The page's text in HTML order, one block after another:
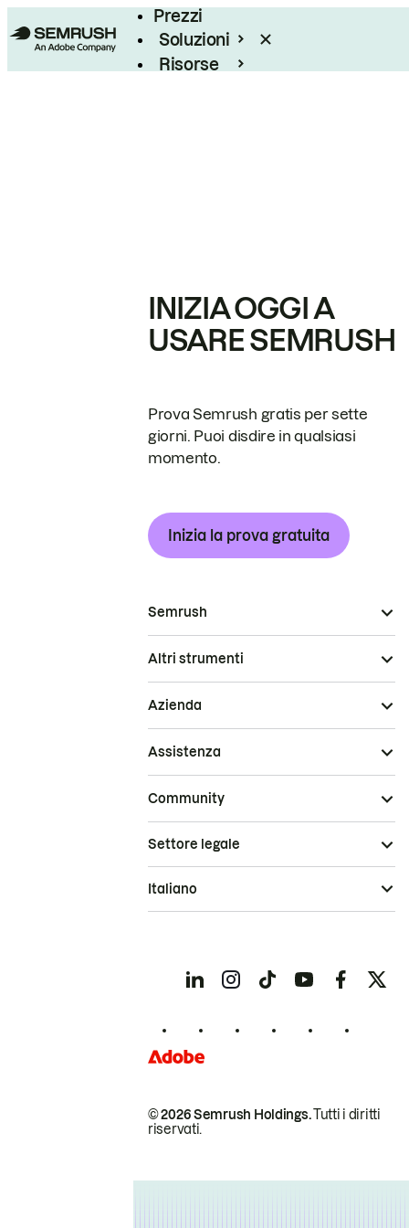
Prezzi
Soluzioni
Risorse
INIZIA OGGI A
USARE SEMRUSH
Prova Semrush gratis per sette
giorni. Puoi disdire in qualsiasi
momento.
Inizia la prova gratuita
Semrush
Altri strumenti
Azienda
Assistenza
Community
© 2026 Semrush Holdings.Tutti i diritti
riservati.
Settore legale
Italiano